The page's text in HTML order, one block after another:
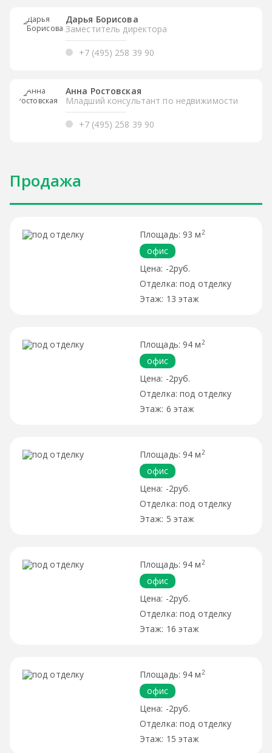
Дарья Борисова
Заместитель директора
+7 (495) 258 39 90
Анна Ростовская
Младший консультант по недвижимости
+7 (495) 258 39 90
Продажа
93 м 2
офис
-2руб.
под отделку
13 этаж
94 м 2
офис
-2руб.
под отделку
6 этаж
94 м 2
офис
-2руб.
под отделку
5 этаж
94 м 2
офис
-2руб.
под отделку
16 этаж
94 м 2
офис
-2руб.
под отделку
15 этаж